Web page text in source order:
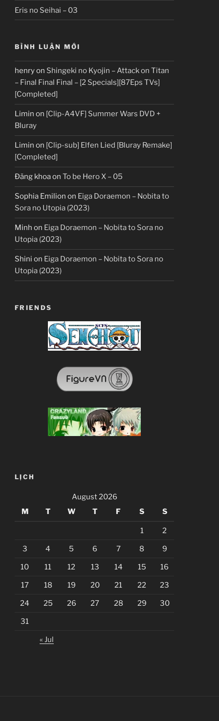
Eris no Seihai – 03
BÌNH LUẬN MỚI
henryon Shingeki no Kyojin – Attack on Titan
– Final Final Final – [2 Specials][87Eps TVs]
[Completed]
Limin on [Clip-A4VF] Summer Wars DVD +
Bluray
Limin on [Clip-sub] Elfen Lied [Bluray Remake]
[Completed]
Đăng khoaon To be Hero X – 05
Sophia Emilion on Eiga Doraemon – Nobita to
Sora no Utopia (2023)
Minh on Eiga Doraemon – Nobita to Sora no
Utopia (2023)
Shini on Eiga Doraemon – Nobita to Sora no
Utopia (2023)
FRIENDS
LỊCH
August 2026
M
T W T F S S
1 2
3 4 5 6 7 8 9
10 11 12 13 14 15 16
17 18 19 20 21 22 23
24 25 26 27 28 29 30
31
« Jul